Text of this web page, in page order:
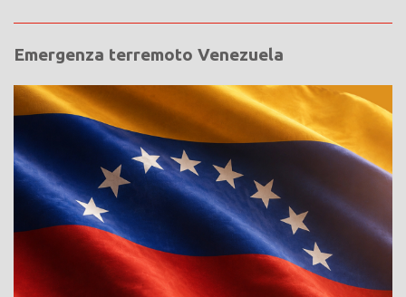
Emergenza terremoto Venezuela